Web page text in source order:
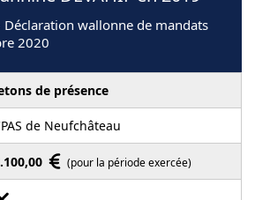
Déclaration wallonne de mandats
2020
de présence
de Neufchâteau
(pour la période exercée)